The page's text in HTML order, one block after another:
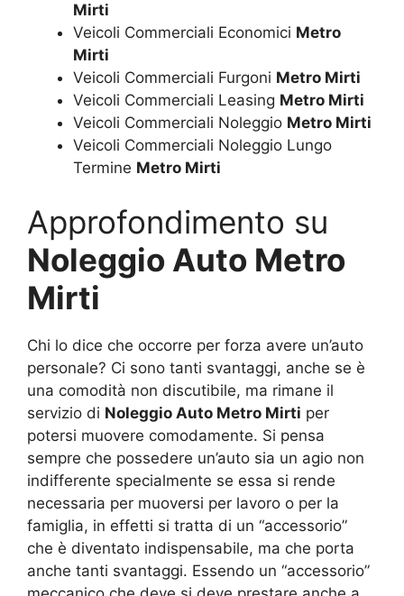
Mirti
Veicoli Commerciali Economici Metro
Mirti
Veicoli Commerciali Furgoni Metro Mirti
Veicoli Commerciali Leasing Metro Mirti
Veicoli Commerciali Noleggio Metro Mirti
Veicoli Commerciali Noleggio Lungo
Termine Metro Mirti
Approfondimento su
Noleggio Auto Metro
Mirti
Chi lo dice che occorre per forza avere un’auto
personale? Ci sono tanti svantaggi, anche se è
una comodità non discutibile, ma rimane il
servizio di Noleggio Auto Metro Mirti per
potersi muovere comodamente. Si pensa
sempre che possedere un’auto sia un agio non
indifferente specialmente se essa si rende
necessaria per muoversi per lavoro o per la
famiglia, in effetti si tratta di un “accessorio”
che è diventato indispensabile, ma che porta
anche tanti svantaggi. Essendo un “accessorio”